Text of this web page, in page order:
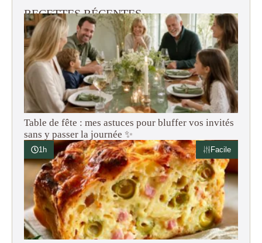
RECETTES RÉCENTES
Table de fête : mes astuces pour bluffer vos invités
sans y passer la journée ✨
1h Facile